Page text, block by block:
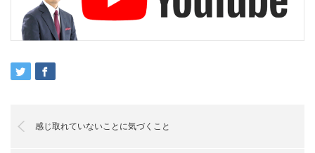
感じ取れていないことに気づくこと